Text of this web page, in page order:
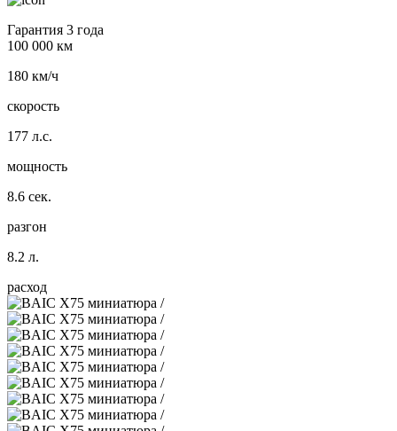
Гарантия 3 года
100 000 км
180 км/ч
скорость
177 л.с.
мощность
8.6 сек.
разгон
8.2 л.
расход